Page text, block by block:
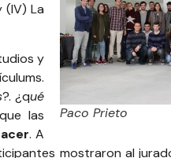
Paco Prieto
(IV) La
y
?. ¿qué
las
. A
mostraron al